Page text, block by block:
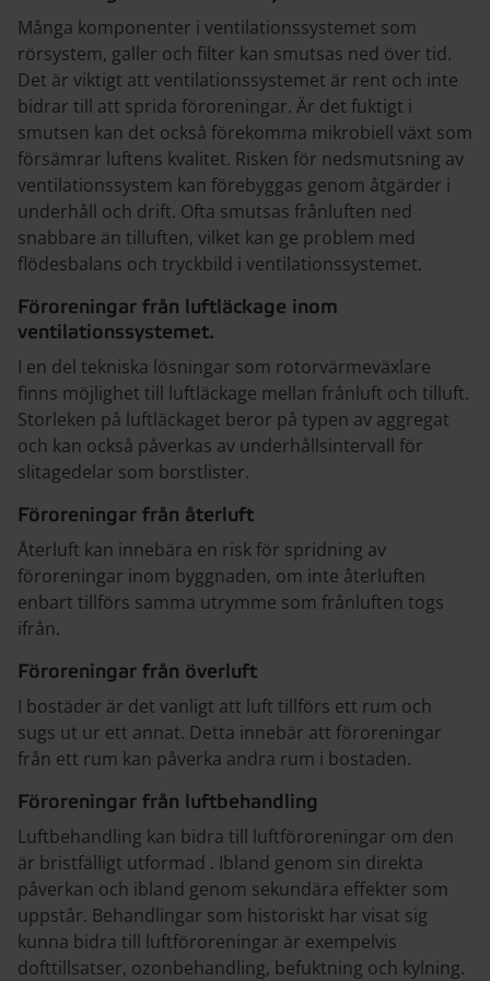
Många komponenter i ventilationssystemet som
rörsystem, galler och filter kan smutsas ned över tid.
Det är viktigt att ventilationssystemet är rent och inte
bidrar till att sprida föroreningar. Är det fuktigt i
smutsen kan det också förekomma mikrobiell växt som
försämrar luftens kvalitet. Risken för nedsmutsning av
ventilationssystem kan förebyggas genom åtgärder i
underhåll och drift. Ofta smutsas frånluften ned
snabbare än tilluften, vilket kan ge problem med
flödesbalans och tryckbild i ventilationssystemet.
Föroreningar från luftläckage inom
ventilationssystemet.
I en del tekniska lösningar som rotorvärmeväxlare
finns möjlighet till luftläckage mellan frånluft och tilluft.
Storleken på luftläckaget beror på typen av aggregat
och kan också påverkas av underhållsintervall för
slitagedelar som borstlister.
Föroreningar från återluft
Återluft kan innebära en risk för spridning av
föroreningar inom byggnaden, om inte återluften
enbart tillförs samma utrymme som frånluften togs
ifrån.
Föroreningar från överluft
I bostäder är det vanligt att luft tillförs ett rum och
sugs ut ur ett annat. Detta innebär att föroreningar
från ett rum kan påverka andra rum i bostaden.
Föroreningar från luftbehandling
Luftbehandling kan bidra till luftföroreningar om den
är bristfälligt utformad . Ibland genom sin direkta
påverkan och ibland genom sekundära effekter som
uppstår. Behandlingar som historiskt har visat sig
kunna bidra till luftföroreningar är exempelvis
dofttillsatser, ozonbehandling, befuktning och kylning.